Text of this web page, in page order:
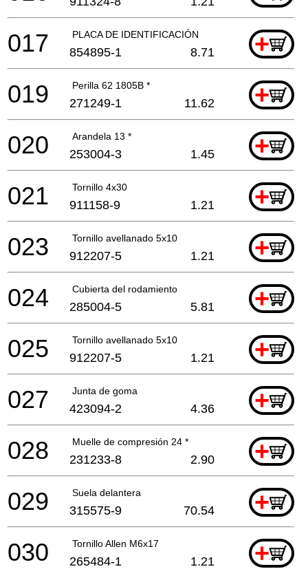
PLACA DE IDENTIFICACIÓN +
017 854895-1 8.71
Perilla 62 1805B * +
019 271249-1 11.62
Arandela 13 * +
020 253004-3 1.45
Tornillo 4x30 +
021 911158-9 1.21
Tornillo avellanado 5x10 +
023 912207-5 1.21
Cubierta del rodamiento +
024 285004-5 5.81
Tornillo avellanado 5x10 +
025 912207-5 1.21
Junta de goma +
027 423094-2 4.36
Muelle de compresión 24 * +
028 231233-8 2.90
Suela delantera +
029 315575-9 70.54
Tornillo Allen M6x17 +
030 265484-1 1.21